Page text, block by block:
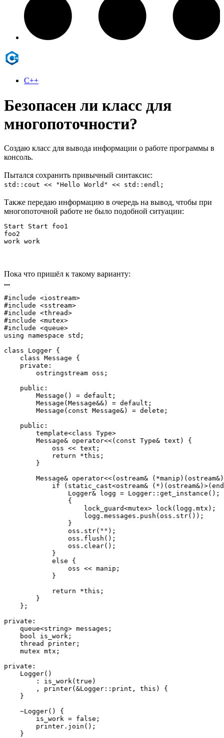
C++
Безопасен ли класс для
многопоточности?
Создаю класс для вывода информации о работе программы в
консоль.
Пытался сохранить привычный синтаксис:
std::cout << "Hello World" << std::endl;
Также передаю информацию в очередь на вывод, чтобы при
многопоточной работе не было подобной ситуации:
Start Start foo1
foo2
work work
Пока что пришёл к такому варианту:
...
#include <iostream>
#include <sstream>
#include <thread>
#include <mutex>
#include <queue>
using namespace std;
class Logger {
    class Message {
    private:
        ostringstream oss;
    public:
        Message() = default;
        Message(Message&&) = default;
        Message(const Message&) = delete;
    public:
        template<class Type>
        Message& operator<<(const Type& text) {
            oss << text;
            return *this;
        }
Message& operator<<(ostream&
if (static_cast<ostream&
                Logger& logg = Logger::get_instance();
                {
                    lock_guard<mutex> lock(logg.mtx);
                    logg.messages.push(oss.str());
                }
                oss.str("");
                oss.flush();
                oss.clear();
            }
            else {
                oss << manip;
            }
            return *this;
        }
    };
private:
    queue<string> messages;
    bool is_work;
    thread printer;
    mutex mtx;
private:
    Logger()
        : is_work(true)
        , printer(&Logger::print, this) {
    }
    ~Logger() {
        is_work = false;
        printer.join();
    }